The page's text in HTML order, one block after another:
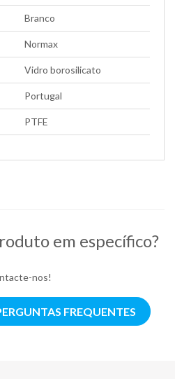
Branco
Normax
Vidro borosilicato
Portugal
PTFE
em específico?
nos!
FREQUENTES